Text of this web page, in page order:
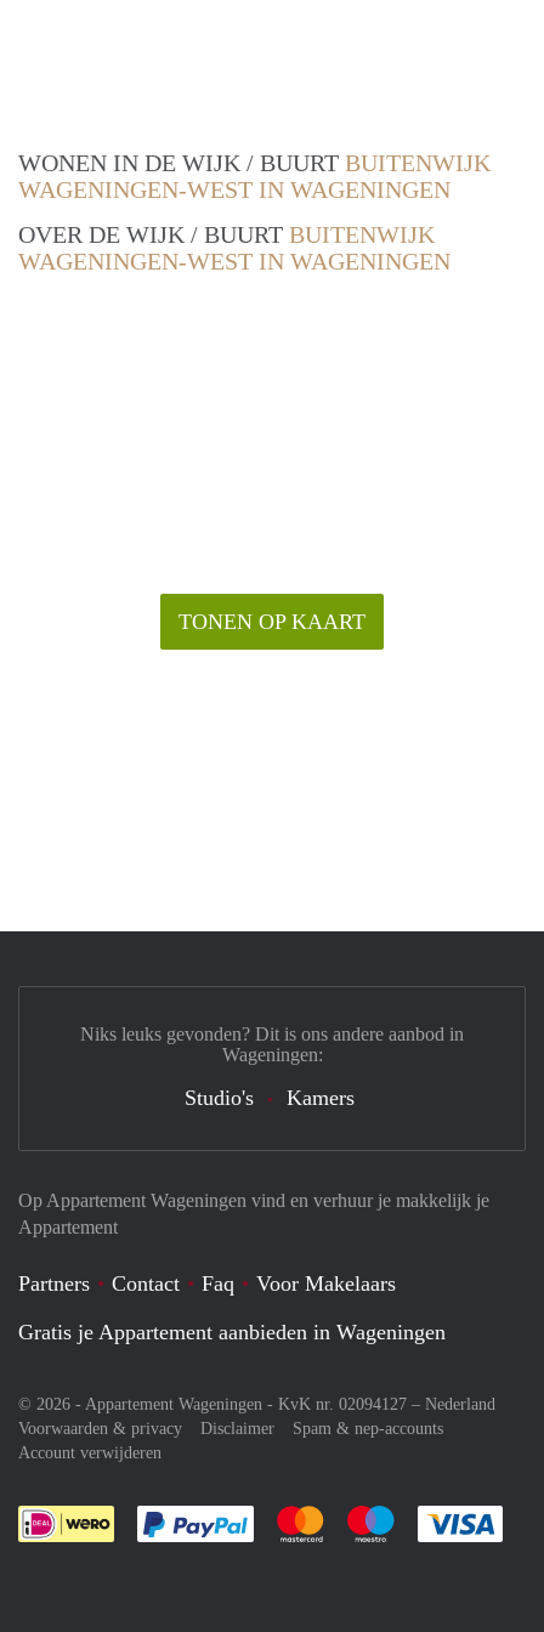
WONEN IN DE WIJK / BUURT BUITENWIJK
WAGENINGEN-WEST IN WAGENINGEN
OVER DE WIJK / BUURT BUITENWIJK
WAGENINGEN-WEST IN WAGENINGEN
TONEN OP KAART
Op Appartement Wageningen vind en verhuur je makkelijk je
Appartement
Partners Contact Faq
Voor Makelaars
Gratis je Appartement aanbieden in Wageningen
© 2026 - Appartement Wageningen - KvK nr. 02094127 – Nederland
Voorwaarden & privacy
Disclaimer
Spam & nep-accounts
Account verwijderen
Je rekent gemakkelijk af met Paypal
Je rekent gemakkelijk af met
Je rekent
Niks leuks gevonden? Dit is ons andere aanbod in
Wageningen:
Studio's Kamers